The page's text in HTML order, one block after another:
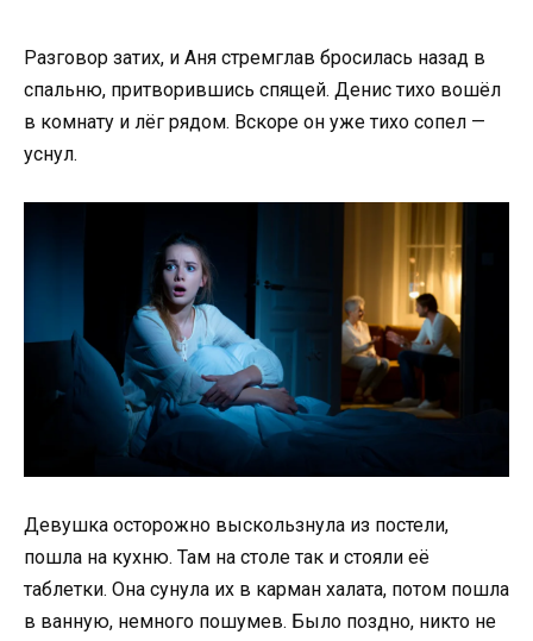
Разговор затих, и Аня стремглав бросилась назад в
спальню, притворившись спящей. Денис тихо вошёл
в комнату и лёг рядом. Вскоре он уже тихо сопел —
уснул.
Девушка осторожно выскользнула из постели,
пошла на кухню. Там на столе так и стояли её
таблетки. Она сунула их в карман халата, потом пошла
в ванную, немного пошумев. Было поздно, никто не